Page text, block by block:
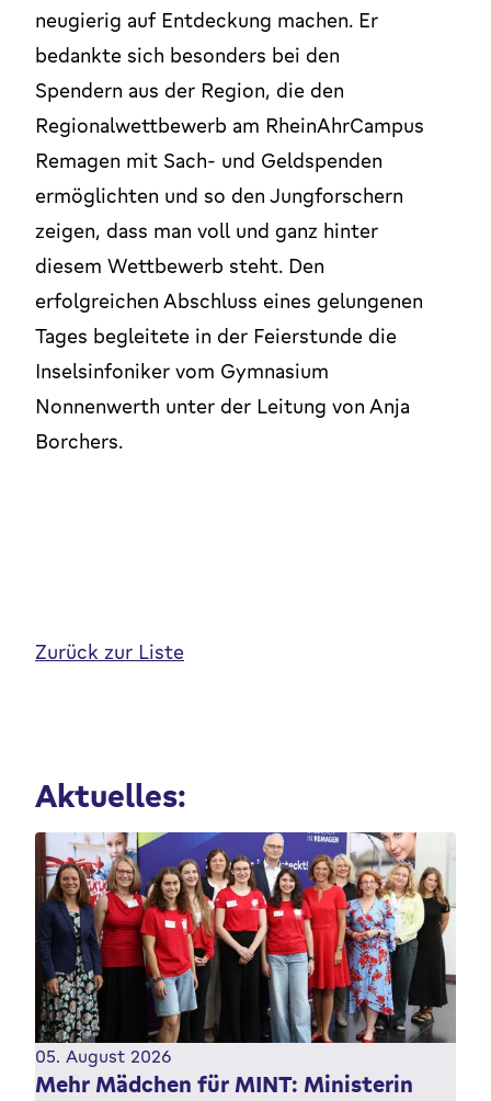
neugierig auf Entdeckung machen. Er
bedankte sich besonders bei den
Spendern aus der Region, die den
Regionalwettbewerb am RheinAhrCampus
Remagen mit Sach- und Geldspenden
ermöglichten und so den Jungforschern
zeigen, dass man voll und ganz hinter
diesem Wettbewerb steht. Den
erfolgreichen Abschluss eines gelungenen
Tages begleitete in der Feierstunde die
Inselsinfoniker vom Gymnasium
Nonnenwerth unter der Leitung von Anja
Borchers.
Zurück zur Liste
Aktuelles:
05. August 2026
Mehr Mädchen für MINT: Ministerin